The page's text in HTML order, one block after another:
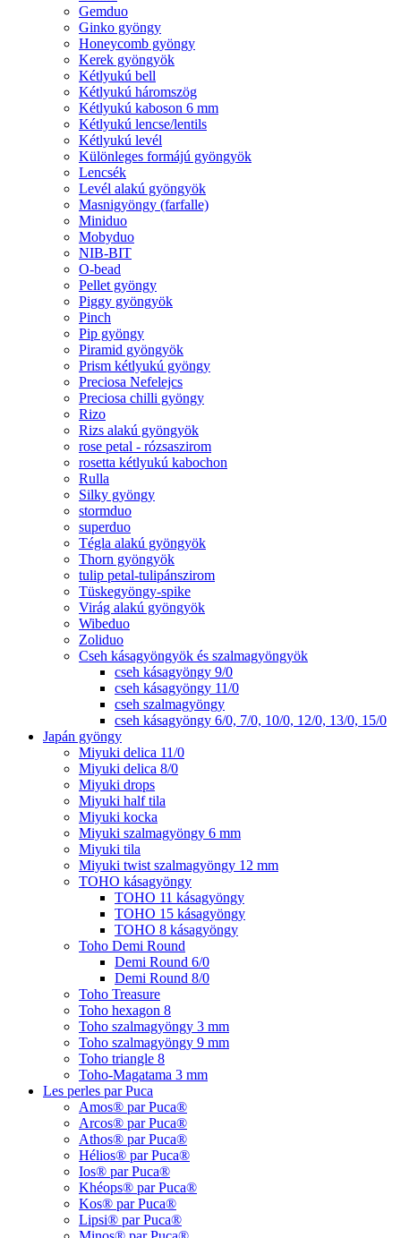
Gemduo
Ginko gyöngy
Honeycomb gyöngy
Kerek gyöngyök
Kétlyukú bell
Kétlyukú háromszög
Kétlyukú kaboson 6 mm
Kétlyukú lencse/lentils
Kétlyukú levél
Különleges formájú gyöngyök
Lencsék
Levél alakú gyöngyök
Masnigyöngy (farfalle)
Miniduo
Mobyduo
NIB-BIT
O-bead
Pellet gyöngy
Piggy gyöngyök
Pinch
Pip gyöngy
Piramid gyöngyök
Prism kétlyukú gyöngy
Preciosa Nefelejcs
Preciosa chilli gyöngy
Rizo
Rizs alakú gyöngyök
rose petal - rózsaszirom
rosetta kétlyukú kabochon
Rulla
Silky gyöngy
stormduo
superduo
Tégla alakú gyöngyök
Thorn gyöngyök
tulip petal-tulipánszirom
Tüskegyöngy-spike
Virág alakú gyöngyök
Wibeduo
Zoliduo
Cseh kásagyöngyök és szalmagyöngyök
cseh kásagyöngy 9/0
cseh kásagyöngy 11/0
cseh szalmagyöngy
cseh kásagyöngy 6/0, 7/0, 10/0, 12/0, 13/0, 15/0
Japán gyöngy
Miyuki delica 11/0
Miyuki delica 8/0
Miyuki drops
Miyuki half tila
Miyuki kocka
Miyuki szalmagyöngy 6 mm
Miyuki tila
Miyuki twist szalmagyöngy 12 mm
TOHO kásagyöngy
TOHO 11 kásagyöngy
TOHO 15 kásagyöngy
TOHO 8 kásagyöngy
Toho Demi Round
Demi Round 6/0
Demi Round 8/0
Toho Treasure
Toho hexagon 8
Toho szalmagyöngy 3 mm
Toho szalmagyöngy 9 mm
Toho triangle 8
Toho-Magatama 3 mm
Les perles par Puca
Amos® par Puca®
Arcos® par Puca®
Athos® par Puca®
Hélios® par Puca®
Ios® par Puca®
Khéops® par Puca®
Kos® par Puca®
Lipsi® par Puca®